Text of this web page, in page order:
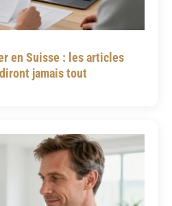
en Suisse : les articles
jamais tout